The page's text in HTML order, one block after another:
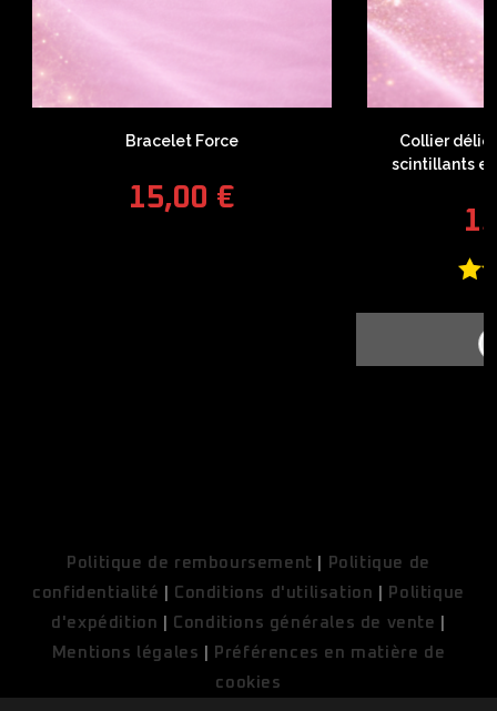
Bracelet Force
15,00 €
Collier
scintillants
Politique de remboursement
Politique de
confidentialité
Conditions d'utilisation
Politique
d'expédition
Conditions générales de vente
Mentions légales
Préférences en matière de
cookies